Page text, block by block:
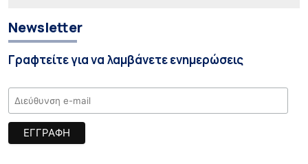
Newsletter
Γραφτείτε για να λαμβάνετε ενημερώσεις